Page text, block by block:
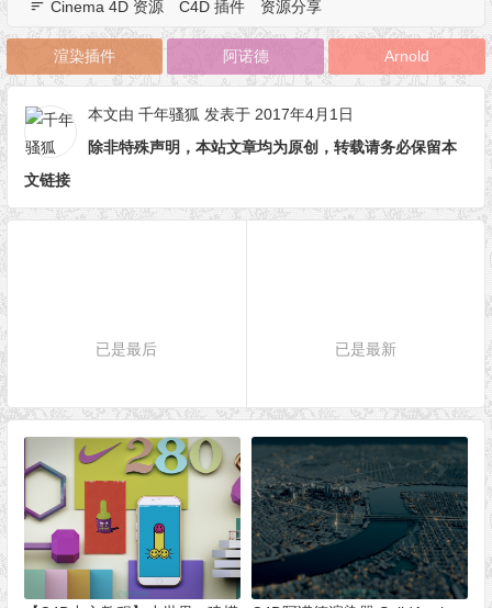
Cinema 4D 资源 C4D 插件 资源分享
渲染插件 阿诺德 Arnold
本文由 千年骚狐 发表于 2017年4月1日
除非特殊声明，本站文章均为原创，转载请务必保留本
文链接
已是最后 已是最新